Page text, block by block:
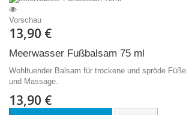
Vorschau
13,90 €
Meerwasser Fußbalsam 75 ml
Wohltuender Balsam für trockene und spröde
und Massage.
13,90 €